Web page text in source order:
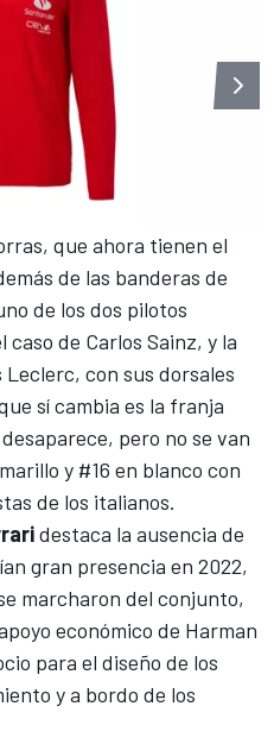
que ahora tienen el
de las banderas de
de los dos pilotos
caso de Carlos Sainz, y la
Leclerc, con sus dorsales
sí cambia es la franja
pero no se van
y #16 en blanco con
de los italianos.
destaca la ausencia de
gran presencia en 2022,
marcharon del conjunto,
económico de Harman
para el diseño de los
y a bordo de los